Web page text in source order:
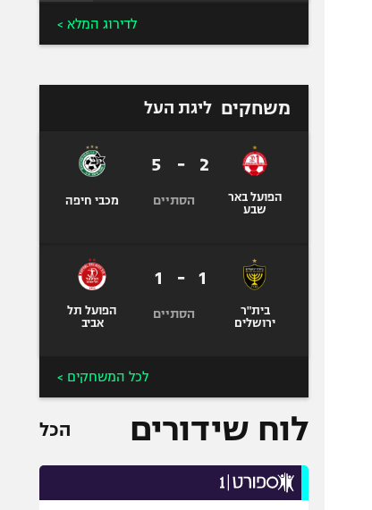
לדירוג המלא >
משחקים ליגת העל
הפועל באר
שבע
2
-
5
הסתיים מכבי חיפה
בית"ר
ירושלים
1
-
1
הסתיים
הפועל תל
אביב
לכל המשחקים >
לוח שידורים הכל